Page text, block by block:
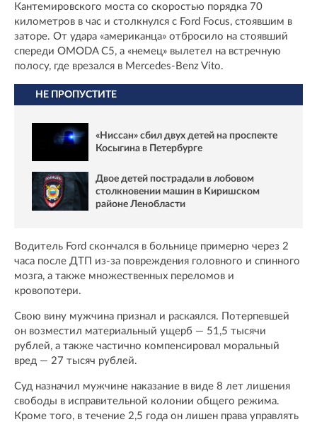
Кантемировского моста со скоростью порядка 70
километров в час и столкнулся с Ford Focus, стоявшим в
заторе. От удара «американца» отбросило на стоявший
спереди OMODA C5, а «немец» вылетел на встречную
полосу, где врезался в Mercedes-Benz Vito.
НЕ ПРОПУСТИТЕ
«Ниссан» сбил двух детей на проспекте
Косыгина в Петербурге
Двое детей пострадали в лобовом
столкновении машин в Киришском
районе Ленобласти
Водитель Ford скончался в больнице примерно через 2
часа после ДТП из-за повреждения головного и спинного
мозга, а также множественных переломов и
кровопотери.
Свою вину мужчина признал и раскаялся. Потерпевшей
он возместил материальный ущерб — 51,5 тысячи
рублей, а также частично компенсировал моральный
вред — 27 тысяч рублей.
Суд назначил мужчине наказание в виде 8 лет лишения
свободы в исправительной колонии общего режима.
Кроме того, в течение 2,5 года он лишен права управлять